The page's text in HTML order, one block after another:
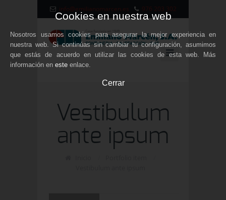
Cookies en nuestra web
Nosotros usamos cookies para asegurar la mejor experiencia en
nuestra web. Si continúas sin cambiar tu configuración, asumimos
que estás de acuerdo en utilizar las cookies de esta web. Más
información en este enlace.
Cerrar
info@emilianomarcen.es 976 203 302
Vestibulum
ante ipsum